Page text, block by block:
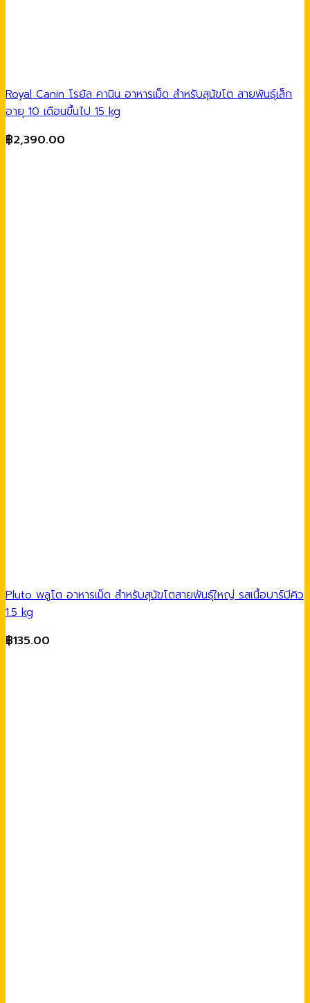
Royal Canin โรยัล คานิน อาหารเม็ด สำหรับสุนัขโต สายพันธุ์เล็ก
อายุ 10 เดือนขึ้นไป 15 kg
฿2,390.00
Pluto พลูโต อาหารเม็ด สำหรับสุนัขโตสายพันธุ์ใหญ่ รสเนื้อบาร์บีคิว
1.5 kg
฿135.00